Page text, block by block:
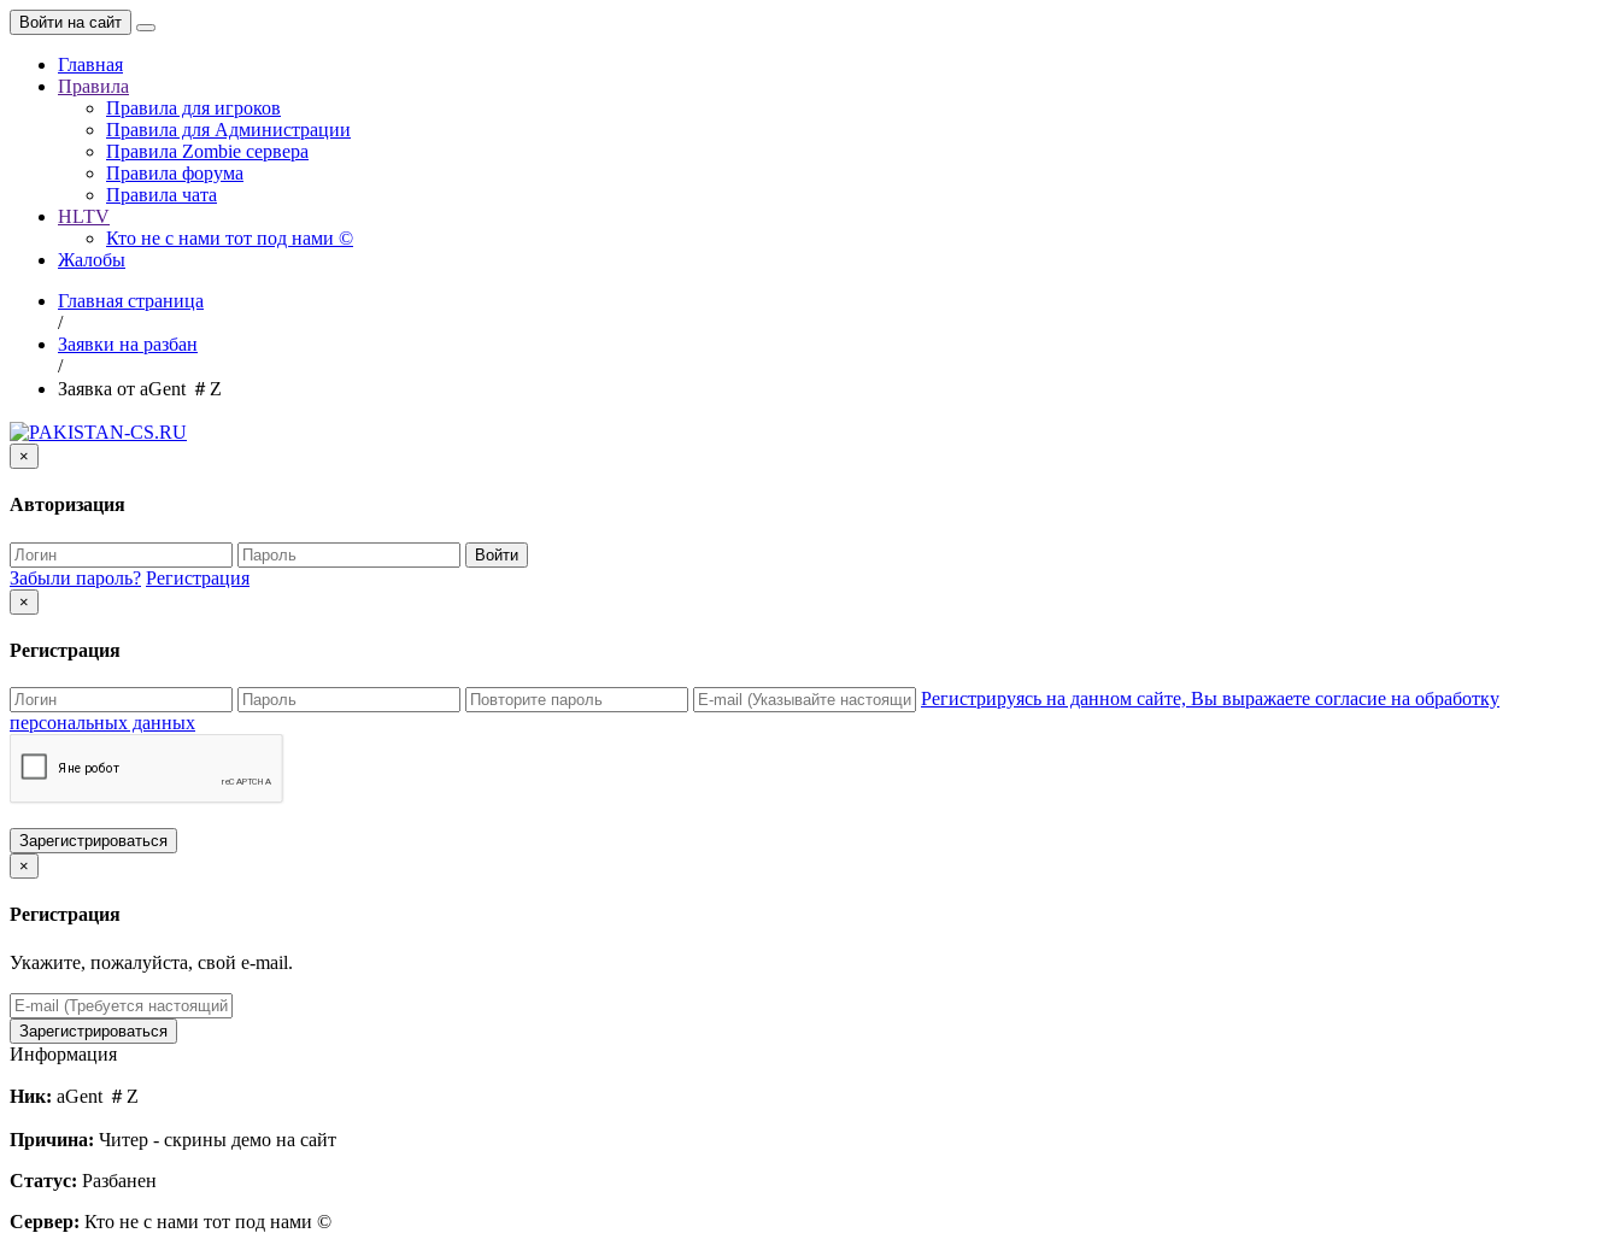
Войти на сайт
Главная
Правила
Правила для игроков
Правила для Администрации
Правила Zombie сервера
Правила форума
Правила чата
HLTV
Кто не с нами тот под нами ©
Жалобы
Главная страница
/
Заявки на разбан
/
Заявка от aGent ＃Z
×
Авторизация
Войти
Забыли пароль? Регистрация
×
Регистрация
Регистрируясь на данном сайте, Вы выражаете согласие на обработку
персональных данных
Зарегистрироваться
×
Регистрация
Укажите, пожалуйста, свой e-mail.
Зарегистрироваться
Информация
Ник: aGent ＃Z
Причина: Читер - скрины демо на сайт
Статус: Разбанен
Сервер: Кто не с нами тот под нами ©